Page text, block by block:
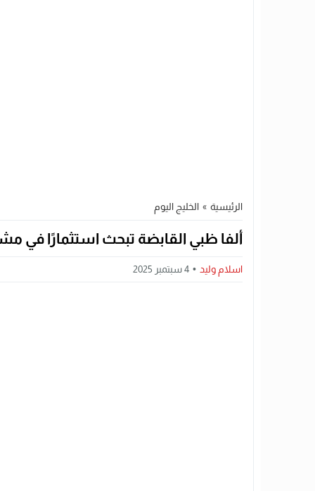
الرئيسية » الخليج اليوم
ألفا ظبي القابضة تبحث استثمارًا في
اسلام وليد 4 سبتمبر 2025